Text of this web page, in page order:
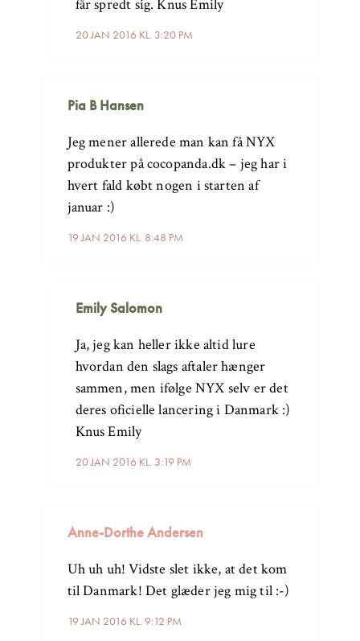
20 JAN 2016 KL. 3:20 PM
får spredt sig. Knus Emily
Pia B Hansen
19 JAN 2016 KL. 8:48 PM
Jeg mener allerede man kan få NYX
produkter på cocopanda.dk – jeg har i
hvert fald købt nogen i starten af
januar :)
Emily Salomon
20 JAN 2016 KL. 3:19 PM
Ja, jeg kan heller ikke altid lure
hvordan den slags aftaler hænger
sammen, men ifølge NYX selv er det
deres oficielle lancering i Danmark :)
Knus Emily
Anne-Dorthe Andersen
19 JAN 2016 KL. 9:12 PM
Uh uh uh! Vidste slet ikke, at det kom
til Danmark! Det glæder jeg mig til :-)